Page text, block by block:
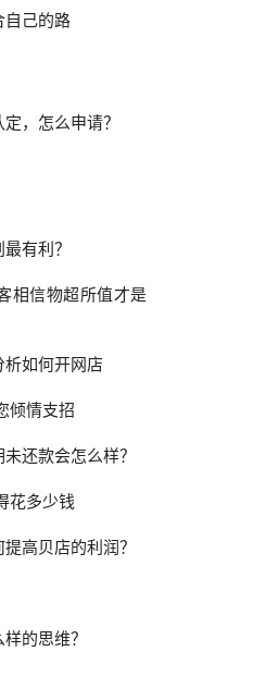
自己的路
，怎么申请？
有利？
相信物超所值才是
析如何开网店
倾情支招
还款会怎么样？
花多少钱
高贝店的利润？
的思维？